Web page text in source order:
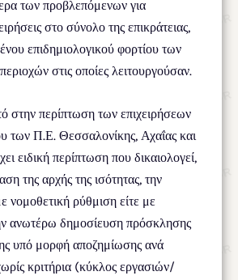
των προβλεπόμενων για
στο σύνολο της επικράτειας,
επιδημιολογικού φορτίου των
στις οποίες λειτουργούσαν.
στην περίπτωση των επιχειρήσεων
των Π.Ε. Θεσσαλονίκης, Αχαΐας και
ειδική περίπτωση που δικαιολογεί,
της αρχής της ισότητας, την
νομοθετική ρύθμιση είτε με
ανωτέρω δημοσίευση πρόσκλησης
υπό μορφή αποζημίωσης ανά
κριτήρια (κύκλος εργασιών/